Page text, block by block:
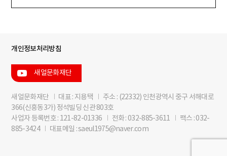
개인정보처리방침
새얼문화재단
새얼문화재단 대표 : 지용택
주소 : (22332) 인천광역시 중구 서해대로
366(신흥동3가) 정석빌딩 신관 803호
사업자 등록번호 : 121-82-01336
전화 : 032-885-3611
팩스 : 032-
885-3424
대표메일 : saeul1975@naver.com